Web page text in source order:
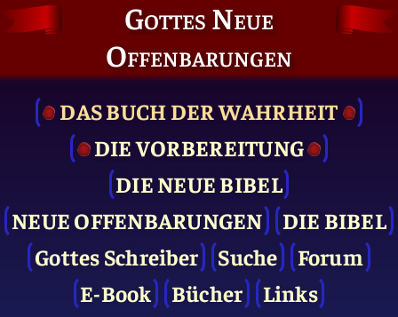
Gottes Neue
Offenbarungen
DAS BUCH DER WAHRHEIT
DIE VOR­BEREITUNG
DIE NEUE BIBEL
NEUE OFFENBARUNGEN
DIE BIBEL
Gottes Schreiber
Suche
Forum
E-Book
Bücher Links